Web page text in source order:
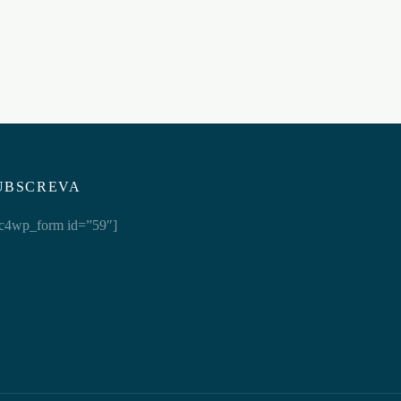
id=”59″]